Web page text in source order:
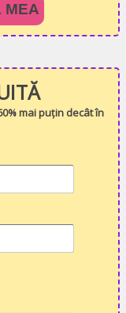
MEA
mai puțin decât în